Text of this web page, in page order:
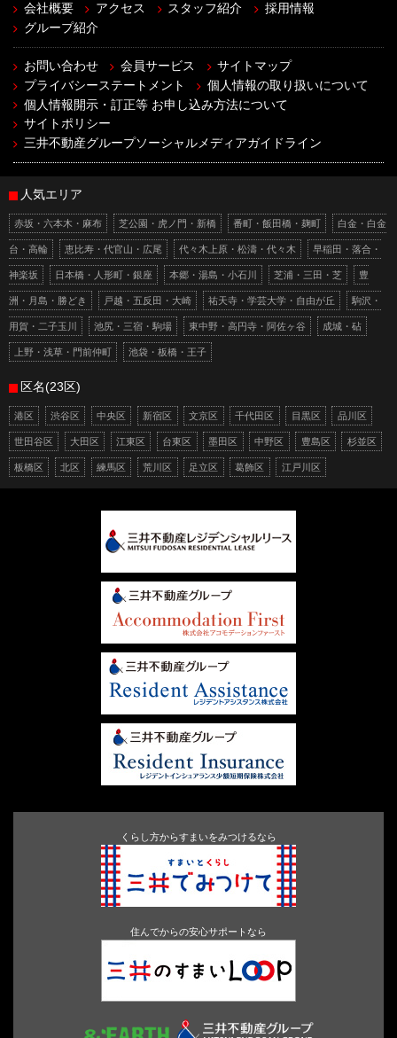
会社概要 アクセス スタッフ紹介
採用情報
グループ紹介
お問い合わせ 会員サービス
サイトマップ
プライバシーステートメント
個人情報の取り扱いについて
個人情報開示・訂正等 お申し込み方法について
サイトポリシー
三井不動産グループソーシャルメディアガイドライン
人気エリア
赤坂・六本木・麻布 芝公園・虎ノ門・新橋 番町・飯田橋・麹町 白金・白金
台・高輪 恵比寿・代官山・広尾 代々木上原・松濤・代々木 早稲田・落合・
神楽坂 日本橋・人形町・銀座 本郷・湯島・小石川 芝浦・三田・芝 豊
洲・月島・勝どき 戸越・五反田・大崎 祐天寺・学芸大学・自由が丘 駒沢・
用賀・二子玉川 池尻・三宿・駒場 東中野・高円寺・阿佐ヶ谷 成城・砧
上野・浅草・門前仲町 池袋・板橋・王子
区名(23区)
港区 渋谷区 中央区 新宿区 文京区 千代田区 目黒区 品川区
世田谷区 大田区 江東区 台東区 墨田区 中野区 豊島区 杉並区
板橋区 北区 練馬区 荒川区 足立区 葛飾区 江戸川区
くらし方からすまいをみつけるなら
住んでからの安心サポートなら